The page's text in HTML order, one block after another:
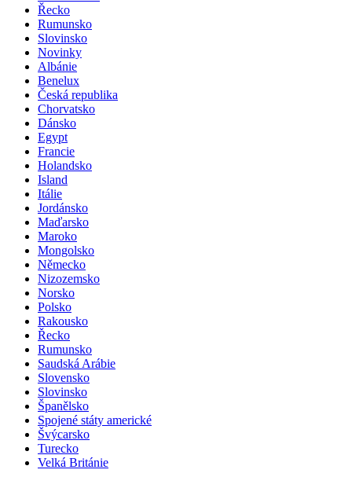
Řecko
Rumunsko
Slovinsko
Novinky
Albánie
Benelux
Česká republika
Chorvatsko
Dánsko
Egypt
Francie
Holandsko
Island
Itálie
Jordánsko
Maďarsko
Maroko
Mongolsko
Německo
Nizozemsko
Norsko
Polsko
Rakousko
Řecko
Rumunsko
Saudská Arábie
Slovensko
Slovinsko
Španělsko
Spojené státy americké
Švýcarsko
Turecko
Velká Británie